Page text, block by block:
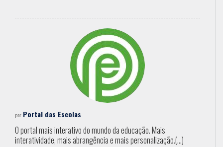
por Portal das Escolas
O portal mais interativo do mundo da educação. Mais
interatividade, mais abrangência e mais personalização.(...)